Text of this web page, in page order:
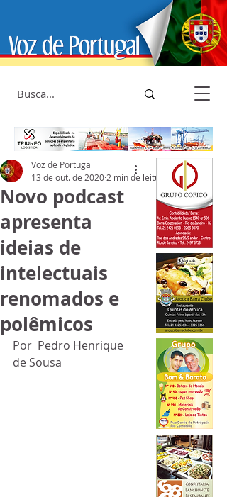
Novo podcast
apresenta
ideias de
intelectuais
renomados e
polêmicos
Voz de Portugal
13 de out. de 2020 2 min de leitura
Por  Pedro Henrique
de Sousa